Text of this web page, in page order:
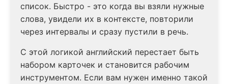
список. Быстро - это когда вы взяли нужные
слова, увидели их в контексте, повторили
через интервалы и сразу пустили в речь.
С этой логикой английский перестает быть
набором карточек и становится рабочим
инструментом. Если вам нужен именно такой